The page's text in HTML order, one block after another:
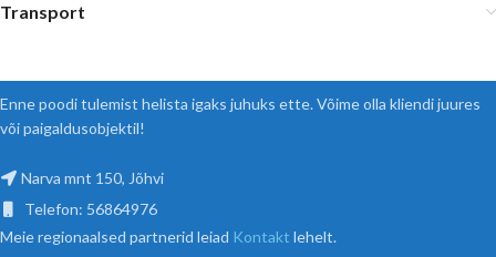
Transport
Enne poodi tulemist helista igaks juhuks ette. Võime olla kliendi juures
või paigaldusobjektil!
Narva mnt 150, Jõhvi
Telefon: 56864976
Meie regionaalsed partnerid leiad Kontakt lehelt.